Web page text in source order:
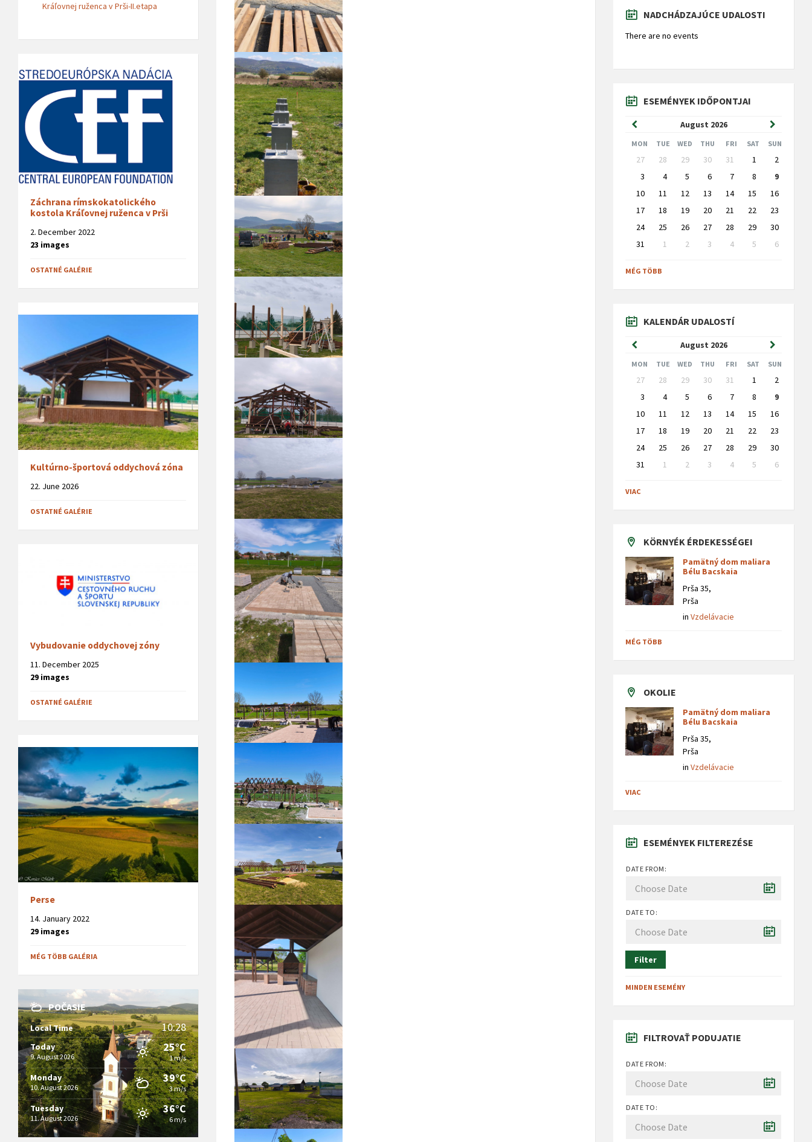
Kráľovnej ruženca v Prši-II.etapa
Záchrana rímskokatolického
kostola Kráľovnej ruženca v Prši
2. December 2022
23 images
OSTATNÉ GALÉRIE
Kultúrno-športová oddychová zóna
22. June 2026
OSTATNÉ GALÉRIE
Vybudovanie oddychovej zóny
11. December 2025
29 images
OSTATNÉ GALÉRIE
Perse
14. January 2022
29 images
MÉG TÖBB GALÉRIA
POČASIE
Local Time 10:28
Today
9. August 2026
25°C
1 m/s
Monday
10. August 2026
39°C
3 m/s
Tuesday
11. August 2026
36°C
6 m/s
NADCHÁDZAJÚCE UDALOSTI
There are no events
ESEMÉNYEK IDŐPONTJAI
August 2026
Previous
Month
Next
Month
MON TUE WED THU FRI SAT SUN
Skip
calendar
days
27 28 29 30 31 1
2
3
4 5 6 7 8
9
10
11 12 13 14 15
16
17
18 19 20 21 22
23
24
25 26 27 28 29
30
31
1 2 3 4 5
6
to
calendar
MÉG TÖBB
KALENDÁR UDALOSTÍ
August 2026
Previous
Month
Next
Month
MON TUE WED THU FRI SAT SUN
Skip
calendar
days
27 28 29 30 31 1
2
3
4 5 6 7 8
9
10
11 12 13 14 15
16
17
18 19 20 21 22
23
24
25 26 27 28 29
30
31
1 2 3 4 5
6
to
calendar
VIAC
KÖRNYÉK ÉRDEKESSÉGEI
Pamätný dom maliara
Bélu Bacskaia
Prša 35,
Prša
inVzdelávacie
MÉG TÖBB
OKOLIE
Pamätný dom maliara
Bélu Bacskaia
Prša 35,
Prša
inVzdelávacie
VIAC
ESEMÉNYEK FILTEREZÉSE
DATE FROM:
DATE TO:
Filter
MINDEN ESEMÉNY
FILTROVAŤ PODUJATIE
DATE FROM:
DATE TO: